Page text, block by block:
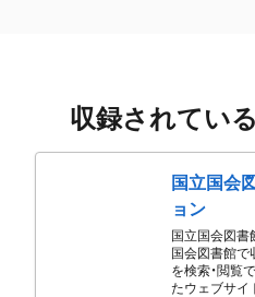
収録されてい
国立国会
ョン
国立国会図書
国会図書館で
を検索・閲覧
たウェブサイ